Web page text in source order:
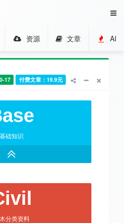
资源 文章 AI
17 付费文章：19.9元
基础知识
分类资料